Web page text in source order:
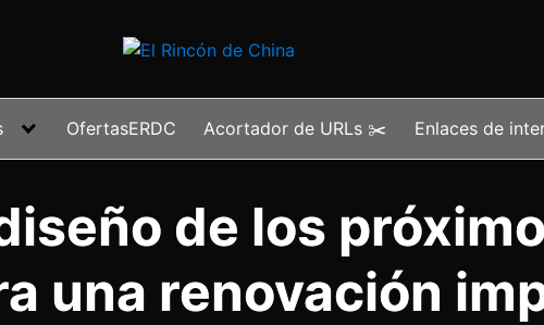
OfertasERDC Acortador de URLs ✂️ Enlaces de
de los
una renovación